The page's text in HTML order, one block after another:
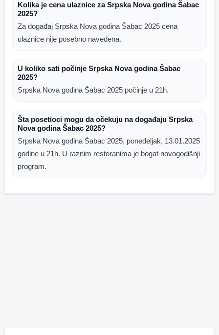
Kolika je cena ulaznice za Srpska Nova godina Šabac
2025?
Za događaj Srpska Nova godina Šabac 2025 cena
ulaznice nije posebno navedena.
U koliko sati počinje Srpska Nova godina Šabac
2025?
Srpska Nova godina Šabac 2025 počinje u 21h.
Šta posetioci mogu da očekuju na događaju Srpska
Nova godina Šabac 2025?
Srpska Nova godina Šabac 2025, ponedeljak, 13.01.2025
godine u 21h. U raznim restoranima je bogat novogodišnji
program.